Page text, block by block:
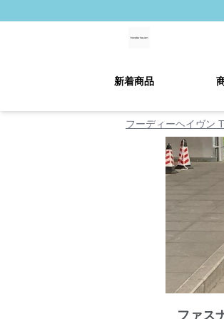
新着商品
フーディーヘイヴン
ファス